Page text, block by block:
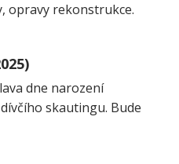
opravy rekonstrukce.
dne narození
skautingu. Bude